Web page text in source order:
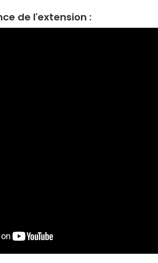
de l'extension :